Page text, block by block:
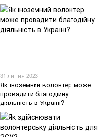
31 липня 2023
Як іноземний волонтер може
провадити благодійну
діяльність в Україні?